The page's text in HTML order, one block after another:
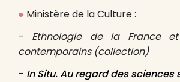
● Ministère de la Culture :
– Ethnologie de la France
contemporains (collection)
– In Situ. Au regard des sciences